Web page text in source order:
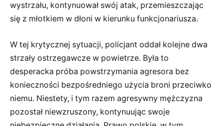
wystrzału, kontynuował swój atak, przemieszczając
się z młotkiem w dłoni w kierunku funkcjonariusza.
W tej krytycznej sytuacji, policjant oddał kolejne dwa
strzały ostrzegawcze w powietrze. Była to
desperacka próba powstrzymania agresora bez
konieczności bezpośredniego użycia broni przeciwko
niemu. Niestety, i tym razem agresywny mężczyzna
pozostał niewzruszony, kontynuując swoje